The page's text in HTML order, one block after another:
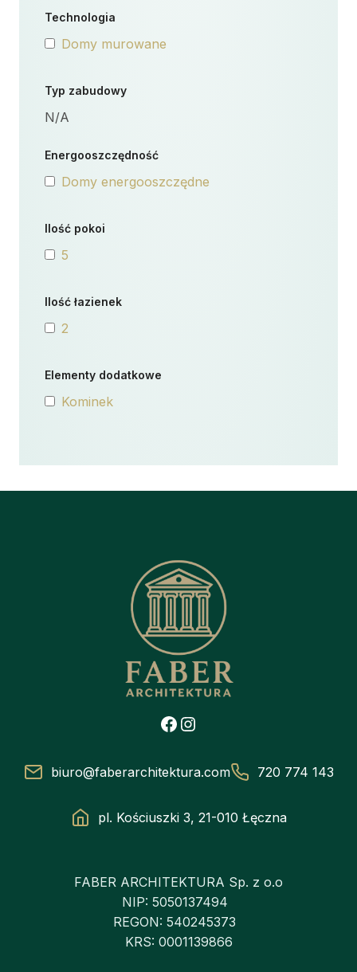
Technologia
Domy murowane
Typ zabudowy
N/A
Energooszczędność
Domy energooszczędne
Ilość pokoi
5
Ilość łazienek
2
Elementy dodatkowe
Kominek
Facebook
Instagram
biuro@faberarchitektura.com 720 774 143
pl. Kościuszki 3, 21-010 Łęczna
FABER ARCHITEKTURA Sp. z o.o
NIP: 5050137494
REGON: 540245373
KRS: 0001139866